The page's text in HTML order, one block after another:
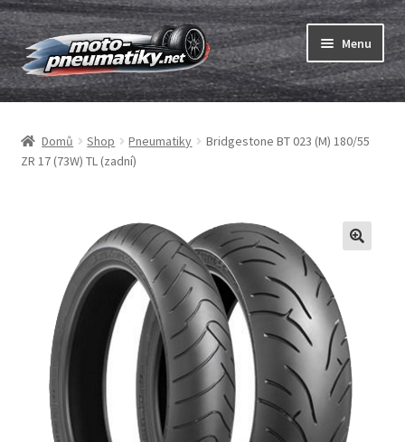
Přeskočit
na
navigaci
Přejít
k
obsahu
webu
Menu
Pneumatiky
Expand
menu
Duše & ráfkové pásky
Expand
menu
Značky
Kontakty
Domů Shop Pneumatiky
Bridgestone BT 023 (M) 180/55
ZR 17 (73W) TL (zadní)